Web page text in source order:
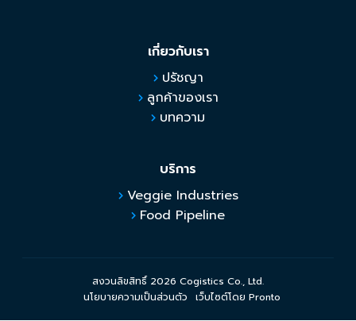
เกี่ยวกับเรา
ปรัชญา
ลูกค้าของเรา
บทความ
บริการ
Veggie Industries
Food Pipeline
สงวนลิขสิทธิ์ 2026 Cogistics Co., Ltd.
นโยบายความเป็นส่วนตัว
เว็บไซต์โดย Pronto